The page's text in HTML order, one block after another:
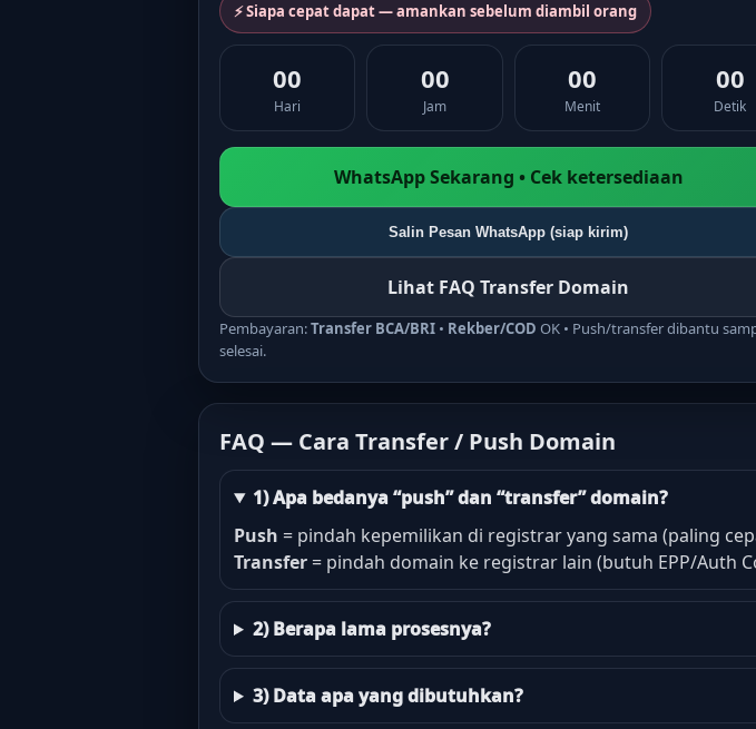
⚡ Siapa cepat dapat — amankan sebelum diambil orang
00
Hari
00
Jam
00
Menit
00
Detik
WhatsApp Sekarang • Cek ketersediaan
Salin Pesan WhatsApp (siap kirim)
Lihat FAQ Transfer Domain
Pembayaran:Transfer BCA/BRI • Rekber/COD OK • Push/transfer dibantu
selesai.
FAQ — Cara Transfer / Push Domain
1) Apa bedanya “push” dan “transfer” domain?
Push = pindah kepemilikan di registrar yang sama (paling
Transfer = pindah domain ke registrar lain (butuh EPP/Auth
2) Berapa lama prosesnya?
3) Data apa yang dibutuhkan?